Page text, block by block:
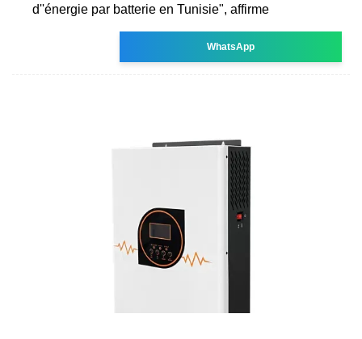
d''énergie par batterie en Tunisie", affirme
WhatsApp